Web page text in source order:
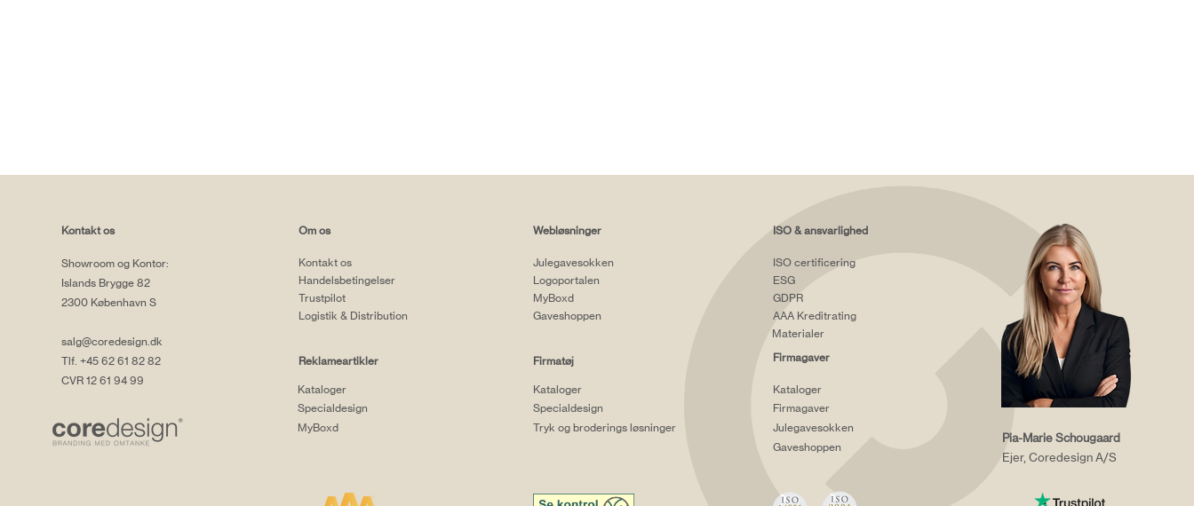
Kontakt os
Showroom og Kontor:
Islands Brygge 82
2300 København S
salg@coredesign.dk
Tlf. +45 62 61 82 82
CVR 12 61 94 99
Om os
Kontakt os
Handelsbetingelser
Trustpilot
Logistik & Distribution
Reklameartikler
Kataloger
Specialdesign
MyBoxd
Webløsninger
Julegavesokken
Logoportalen
MyBoxd
Gaveshoppen
Firmatøj
Kataloger
Specialdesign
Tryk og broderings løsninger
ISO & ansvarlighed
ISO certificering
ESG
GDPR
AAA Kreditrating
Materialer
Firmagaver
Kataloger
Firmagaver
Julegavesokken
Gaveshoppen
Pia-Marie Schougaard
Ejer, Coredesign A/S